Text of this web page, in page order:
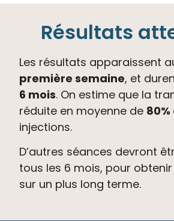
Résultats
Les résultats apparaissent
première semaine, et
6 mois. On estime que la
réduite en moyenne de 80%
injections.
D’autres séances devront
tous les 6 mois, pour
sur un plus long terme.